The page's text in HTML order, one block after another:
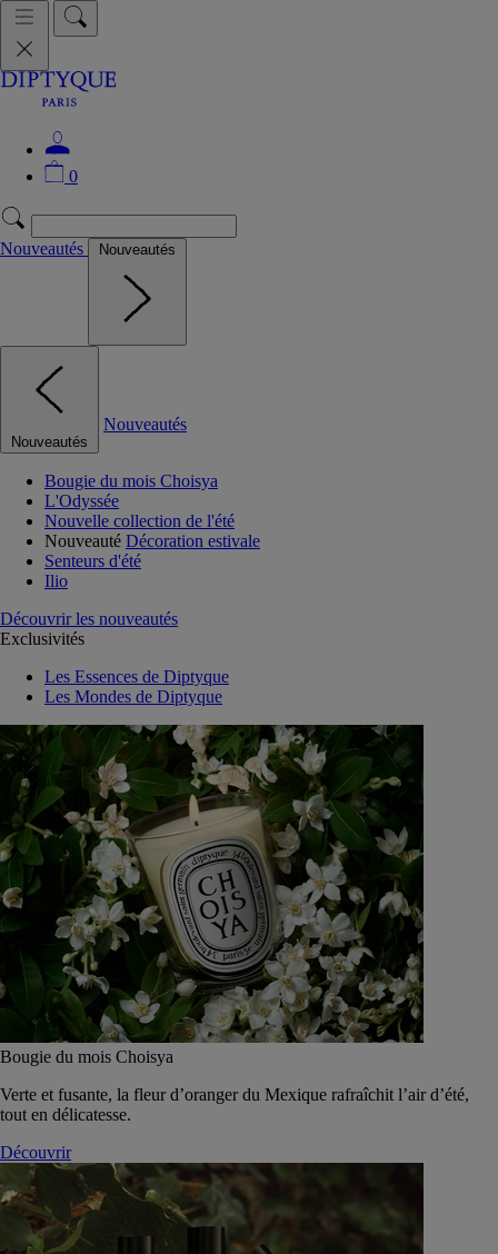
0
Nouveautés Nouveautés
Nouveautés
Nouveautés
Bougie du mois Choisya
L'Odyssée
Nouvelle collection de l'été
Nouveauté Décoration estivale
Senteurs d'été
Ilio
Découvrir les nouveautés
Exclusivités
Les Essences de Diptyque
Les Mondes de Diptyque
Bougie du mois Choisya
Verte et fusante, la fleur d’oranger du Mexique rafraîchit l’air d’été,
tout en délicatesse.
Découvrir